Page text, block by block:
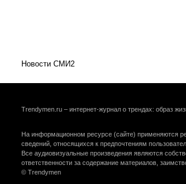
Новости СМИ2
Trendymen.ru – интернет-журнал о трендах: образ
На информационном ресурсе (сайте) применяются
сведений, относящихся к предпочтениям
Все аудиовизуальные произведения являются
ответственности за содержание материалов,
© Trendymen